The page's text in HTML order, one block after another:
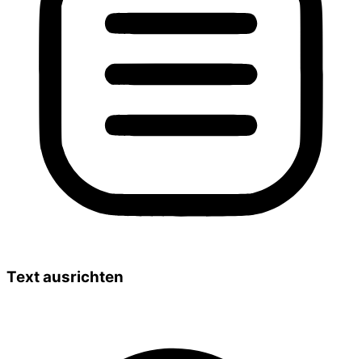
Text ausrichten